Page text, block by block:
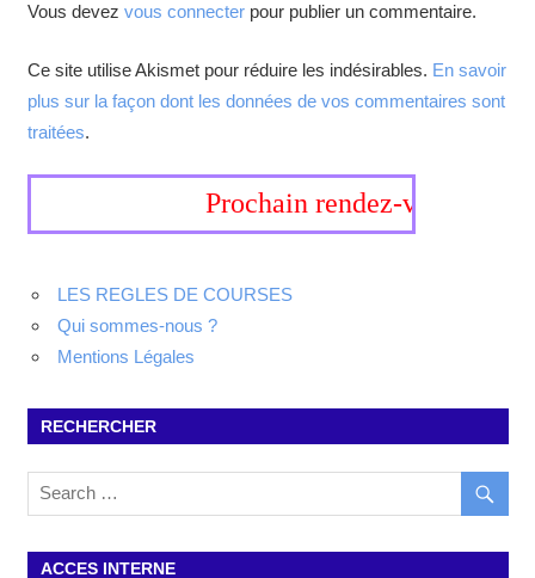
Vous devez vous connecterpour publier un commentaire.
Ce site utilise Akismet pour réduire les indésirables. En savoir
plus sur la façon dont les données de vos commentaires sont
traitées.
Prochain rendez-vous, 19-
LES REGLES DE COURSES
Qui sommes-nous ?
Mentions Légales
RECHERCHER
ACCES INTERNE